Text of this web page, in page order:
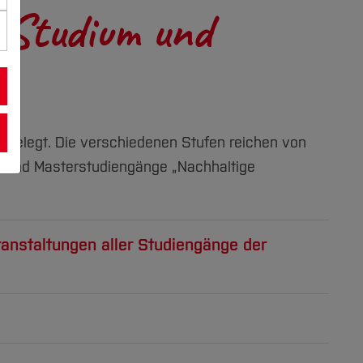
und
Die verschiedenen Stufen reichen von
Masterstudiengänge „Nachhaltige
aller Studiengänge der
Fragestellungen auseinanderzusetzen